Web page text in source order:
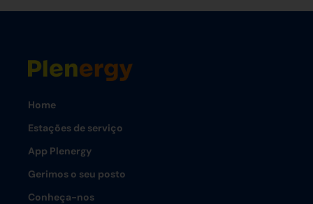
Home
Estações de serviço
App Plenergy
Gerimos o seu posto
Conheça-nos